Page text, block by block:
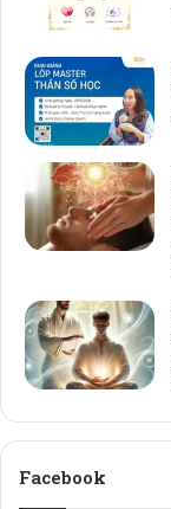
Facebook